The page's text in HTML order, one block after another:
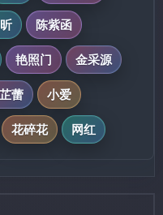
陈紫函
艳照门
金采源
蕾
小爱
花碎花 网红